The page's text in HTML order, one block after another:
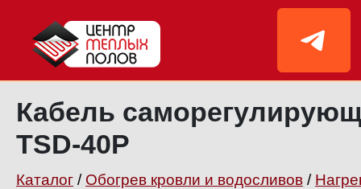
Кабель
TSD-40P
Каталог / Обогрев кровли и водосливов /